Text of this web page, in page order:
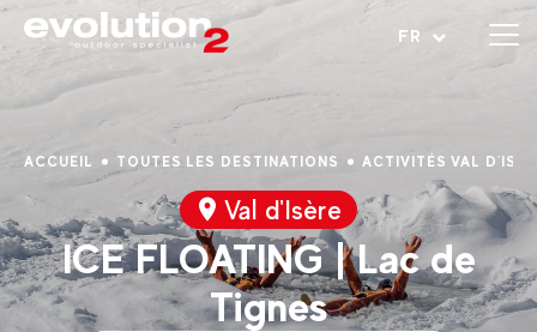
FR
Ouvrir le menu
ACCUEIL TOUTES LES DESTINATIONS ACTIVITÉS VAL
Val d'Isère
ICE FLOATING | Lac de
Tignes